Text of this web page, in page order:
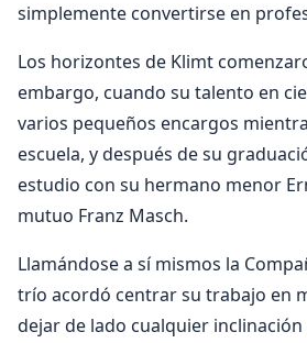
simplemente convertirse en
Los horizontes de Klimt
embargo, cuando su talento en
varios pequeños encargos
escuela, y después de su
estudio con su hermano menor
mutuo Franz Masch.
Llamándose a sí mismos la
trío acordó centrar su trabajo en
dejar de lado cualquier